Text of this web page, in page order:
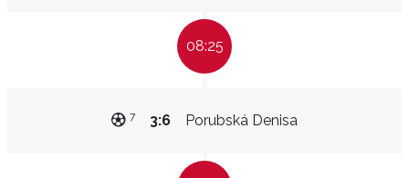
08:25
Porubská Denisa
3:6
7